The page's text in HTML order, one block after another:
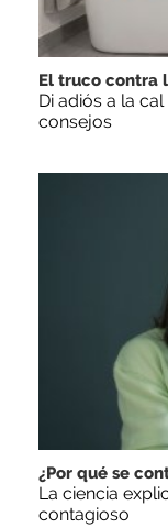
El truco contra
Di adiós a la
consejos
¿Por qué se
La ciencia
contagioso